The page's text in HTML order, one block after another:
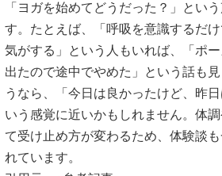
「ヨガを始めてどうだった？」とい
す。たとえば、「呼吸を意識するだ
気がする」という人もいれば、「ポ
出たので途中でやめた」という話も
うなら、「今日は良かったけど、昨
いう感覚に近いかもしれません。体
て受け止め方が変わるため、体験談
れています。